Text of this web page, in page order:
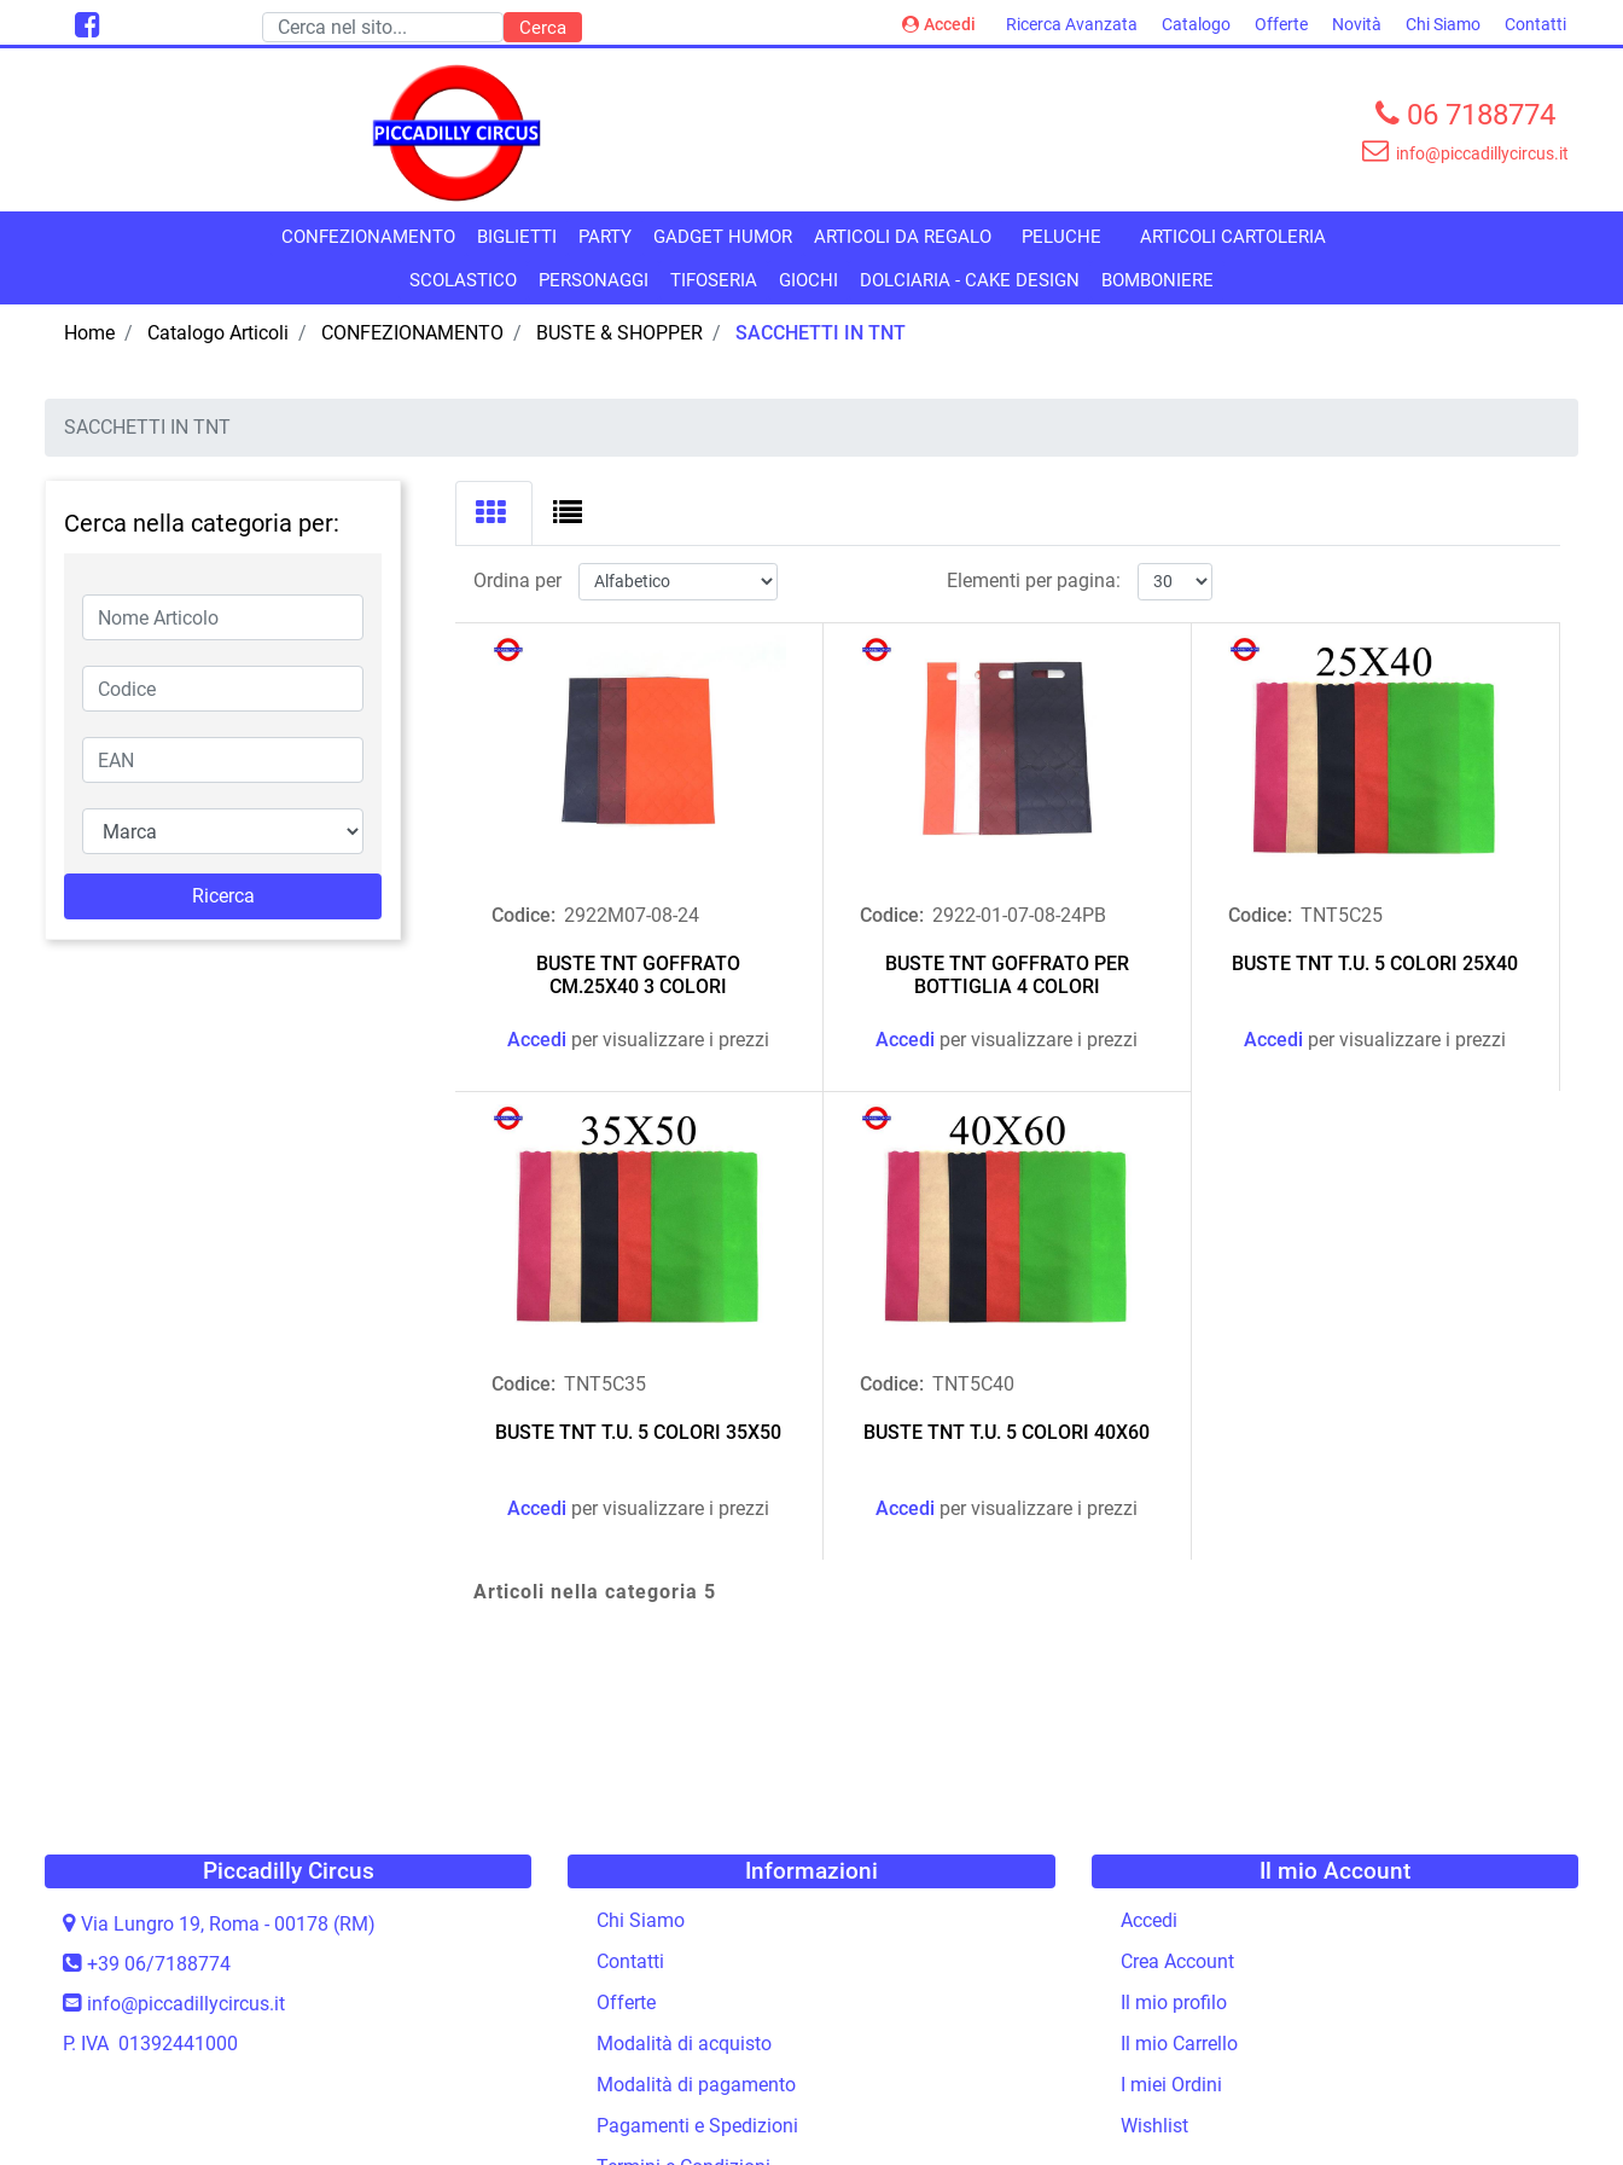
Ricerca Avanzata Catalogo Offerte Novità Chi Siamo Contatti
Accedi
06 7188774
info@piccadillycircus.it
CONFEZIONAMENTO BIGLIETTI PARTY GADGET HUMOR ARTICOLI DA REGALO PELUCHE
ARTICOLI CARTOLERIA
SCOLASTICO
PERSONAGGI TIFOSERIA GIOCHI DOLCIARIA - CAKE DESIGN BOMBONIERE
Home Catalogo Articoli CONFEZIONAMENTO BUSTE & SHOPPER SACCHETTI IN TNT
SACCHETTI IN TNT
Cerca nella categoria per:
Ordina per Elementi per pagina:
Codice: 2922M07-08-24
BUSTE TNT GOFFRATO
CM.25X40 3 COLORI
Accedi per visualizzare i prezzi
Codice: 2922-01-07-08-24PB
BUSTE TNT GOFFRATO PER
BOTTIGLIA 4 COLORI
Accedi per visualizzare i prezzi
Codice: TNT5C25
BUSTE TNT T.U. 5 COLORI 25X40
Accedi per visualizzare i prezzi
Codice: TNT5C35
BUSTE TNT T.U. 5 COLORI 35X50
Accedi per visualizzare i prezzi
Codice: TNT5C40
BUSTE TNT T.U. 5 COLORI 40X60
Accedi per visualizzare i prezzi
Articoli nella categoria 5
Piccadilly Circus
Via Lungro 19, Roma - 00178 (RM)
+39 06/7188774
info@piccadillycircus.it
P. IVA 01392441000
Informazioni
Chi Siamo
Contatti
Offerte
Modalità di acquisto
Modalità di pagamento
Pagamenti e Spedizioni
Il mio Account
Accedi
Crea Account
Il mio profilo
Il mio Carrello
I miei Ordini
Wishlist